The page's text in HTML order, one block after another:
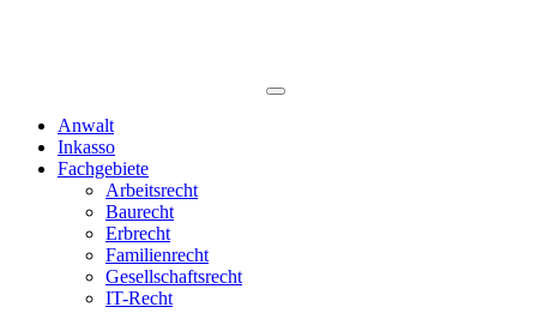
Anwalt
Inkasso
Fachgebiete
Arbeitsrecht
Baurecht
Erbrecht
Familienrecht
Gesellschaftsrecht
IT-Recht